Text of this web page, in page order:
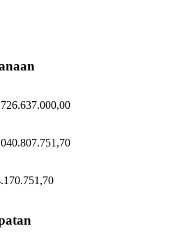
Desa Sulahan Kembangkan
2018
PAKRAMAN TANGGAHAN
Baru di Bangli Mirip Penglipuran
WARUNG HIDUP DI RUMAH
23 Juni 2018